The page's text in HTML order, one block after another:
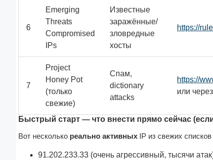
6
Emerging
Threats
Compromised
IPs
Известные
заражённые/
зловредные
хосты
https://
7
Project
Honey Pot
(только
свежие)
Спам,
dictionary
attacks
https://
или
Быстрый старт — что внести прямо сейчас
Вот несколько реально активных IP из свежих
91.202.233.33 (очень агрессивный, тысячи